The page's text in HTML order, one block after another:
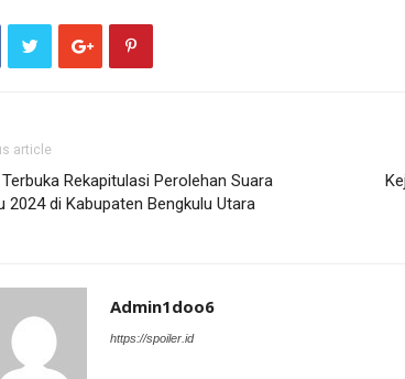
article
Rekapitulasi Perolehan Suara
2024 di Kabupaten Bengkulu Utara
Admin1doo6
https://spoiler.id